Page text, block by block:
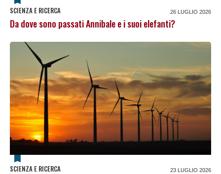
SCIENZA E RICERCA 26 LUGLIO 2026
Da dove sono passati Annibale e i suoi elefanti?
SCIENZA E RICERCA 23 LUGLIO 2026